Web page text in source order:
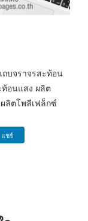
บจราจรสะท้อน
อนแสง ผลิต
ลิตโพลีเฟล็กซ์
แชร์